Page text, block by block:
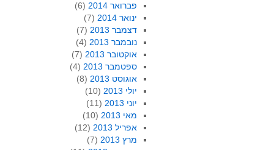
פברואר 2014
(6)
ינואר 2014
(7)
דצמבר 2013
(7)
נובמבר 2013
(4)
אוקטובר 2013
(7)
ספטמבר 2013
(4)
אוגוסט 2013
(8)
יולי 2013
(10)
יוני 2013
(11)
מאי 2013
(10)
אפריל 2013
(12)
מרץ 2013
(7)